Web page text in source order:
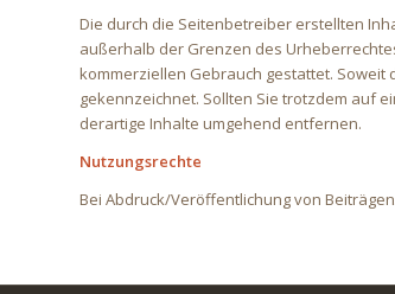
Die durch die Seitenbetreiber erstellten
außerhalb der Grenzen des
kommerziellen Gebrauch gestattet.
gekennzeichnet. Sollten Sie trotzdem auf
derartige Inhalte umgehend entfernen.
Nutzungsrechte
Bei Abdruck/Veröffentlichung von